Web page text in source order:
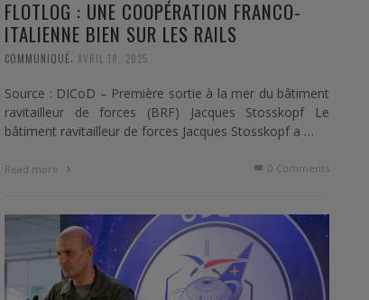
EVÈNEMENT
2021
2022
FLOTLOG : UNE COOPÉRATION FRANCO-
ITALIENNE BIEN SUR LES RAILS
COMMUNIQUÉ AVRIL 18, 2025
Source : DICoD – Première sortie à la mer du bâtiment
ravitailleur de forces (BRF) Jacques Stosskopf Le
bâtiment ravitailleur de forces Jacques Stosskopf a …
Read more 0 Comments